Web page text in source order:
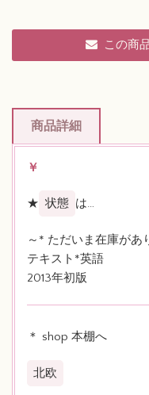
この商
商品詳細
￥
★ 状態 は…
～* ただいま在庫があ
テキスト*英語
2013年初版
＊ shop 本棚へ
北欧